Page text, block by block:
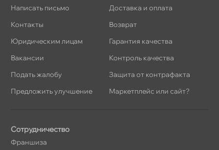
Написать письмо
Контакты
Юридическим лицам
акансии
Подать жалобу
Предложить улучшение
Доставка и оплата
озврат
Гарантия качества
Контроль качества
Защита от контрафакта
Маркетплейс или сайт?
Сотрудничество
Франшиза